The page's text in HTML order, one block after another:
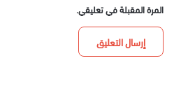
المرة المقبلة في تعليقي.